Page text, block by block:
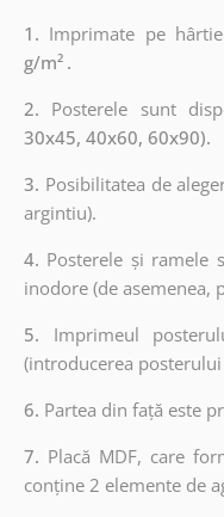
1. Imprimate pe
g/m² .
2. Posterele sunt
30x45, 40x60, 60x90).
3. Posibilitatea de
argintiu).
4. Posterele și ramele
inodore (de asemenea,
5. Imprimeul
(introducerea
6. Partea din față este
7. Placă MDF, care
conține 2 elemente de